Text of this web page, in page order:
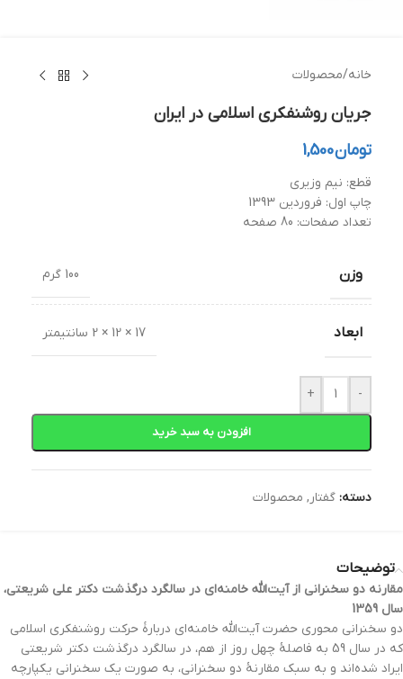
خانه/محصولات
جریان روشنفکری اسلامی در ایران
1,500تومان
قطع: نیم وزیری
چاپ اول: فروردین 1393
تعداد صفحات: 80 صفحه
وزن 100 گرم
ابعاد 17 × 12 × 2 سانتیمتر
-
+
افزودن به سبد خرید
دسته: گفتار, محصولات
توضیحات
مقارنه دو سخنرانی از آيت‌الله خامنه‌ای در سالگرد درگذشت دکتر علي شريعتی،
سال 1359
دو سخنرانی محوری حضرت آيت‌الله خامنه‌ای دربارۀ حرکت روشنفکری اسلامی
که در سال 59 به فاصلۀ چهل روز از هم، در سالگرد درگذشت دکتر شريعتی
ايراد شده‌اند و به سبک مقارنۀ دو سخنرانی، به صورت يک سخنرانی يکپارچه